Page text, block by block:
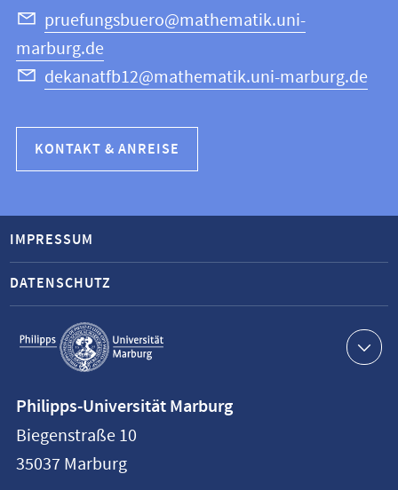
pruefungsbuero@mathematik.uni-
marburg.de
dekanatfb12@mathematik.uni-marburg.de
KONTAKT & ANREISE
Service-
Navigation
IMPRESSUM
DATENSCHUTZ
Philipps-
Universität
Marburg
Philipps-Universität Marburg
Biegenstraße 10
35037 Marburg